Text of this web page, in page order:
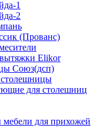
1
2
(Прованс)
Elikor
Союз(дсп)
для столешниц
мебели для прихожей